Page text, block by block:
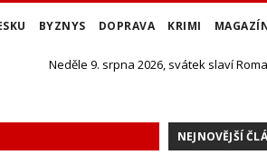
BYZNYS DOPRAVA KRIMI
Neděle 9. srpna 2026, svátek slaví
NEJNOVĚJŠÍ